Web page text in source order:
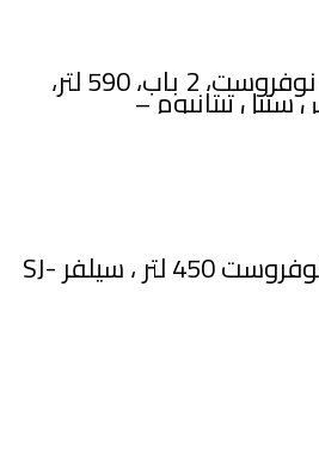
ثلاجة بيكو كومبي، نوفروست، 2 باب، 590 لتر، ستيل تيتانيوم –
ثلاجة شارب انفرتر ، نوفروست 450 لتر ، سيلفر SJ-